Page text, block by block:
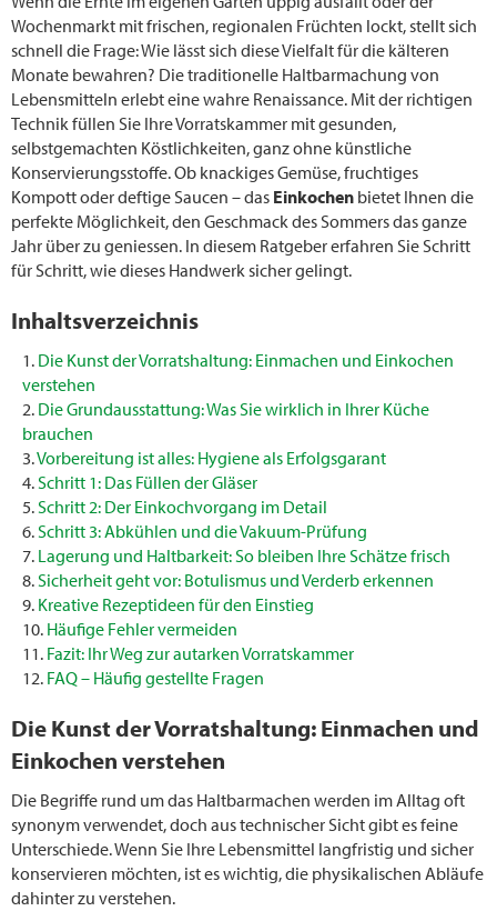
Wochenmarkt mit frischen, regionalen Früchten lockt, stellt sich
schnell die Frage: Wie lässt sich diese Vielfalt für die kälteren
Monate bewahren? Die traditionelle Haltbarmachung von
Lebensmitteln erlebt eine wahre Renaissance. Mit der richtigen
Technik füllen Sie Ihre Vorratskammer mit gesunden,
selbstgemachten Köstlichkeiten, ganz ohne künstliche
Konservierungsstoffe. Ob knackiges Gemüse, fruchtiges
Kompott oder deftige Saucen – das Einkochen bietet Ihnen die
perfekte Möglichkeit, den Geschmack des Sommers das ganze
Jahr über zu geniessen. In diesem Ratgeber erfahren Sie Schritt
für Schritt, wie dieses Handwerk sicher gelingt.
Inhaltsverzeichnis
Die Kunst der Vorratshaltung: Einmachen und Einkochen
verstehen
Die Grundausstattung: Was Sie wirklich in Ihrer Küche
brauchen
Vorbereitung ist alles: Hygiene als Erfolgsgarant
Schritt 1: Das Füllen der Gläser
Schritt 2: Der Einkochvorgang im Detail
Schritt 3: Abkühlen und die Vakuum-Prüfung
Lagerung und Haltbarkeit: So bleiben Ihre Schätze frisch
Sicherheit geht vor: Botulismus und Verderb erkennen
Kreative Rezeptideen für den Einstieg
Häufige Fehler vermeiden
Fazit: Ihr Weg zur autarken Vorratskammer
FAQ – Häufig gestellte Fragen
Die Kunst der Vorratshaltung: Einmachen und
Einkochen verstehen
Die Begriffe rund um das Haltbarmachen werden im Alltag oft
synonym verwendet, doch aus technischer Sicht gibt es feine
Unterschiede. Wenn Sie Ihre Lebensmittel langfristig und sicher
konservieren möchten, ist es wichtig, die physikalischen Abläufe
dahinter zu verstehen.